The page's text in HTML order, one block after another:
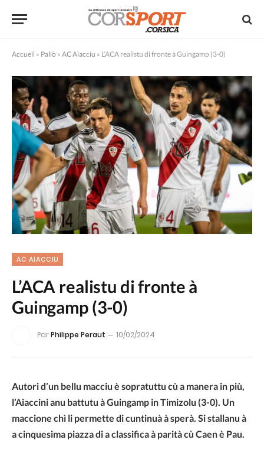
Accueil » Pallò » AC Aiacciu » L’ACA realistu di fronte à Guingamp (3-0)
AC AIACCIU
L’ACA realistu di fronte à
Guingamp (3-0)
ParPhilippe Peraut 10/02/2024
Autori d’un bellu macciu è sopratuttu cù a manera in più,
l’Aiaccini anu battutu à Guingamp in Timizolu (3-0). Un
maccione chì li permette di cuntinuà à sperà. Si stallanu à
a cinquesima piazza di a classifica à parità cù Caen è Pau.